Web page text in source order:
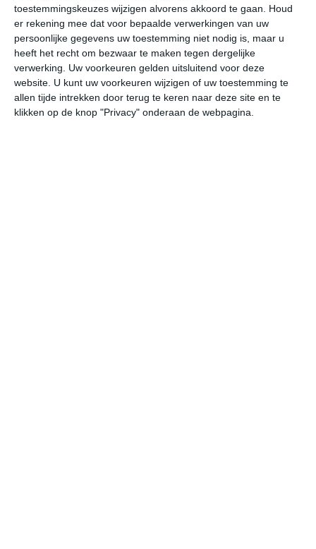
toestemmingskeuzes wijzigen alvorens akkoord te gaan.
Houd
er rekening mee dat voor bepaalde verwerkingen van uw
persoonlijke gegevens uw toestemming niet nodig is, maar u
heeft het recht om bezwaar te maken tegen dergelijke
verwerking. Uw voorkeuren gelden uitsluitend voor deze
website. U kunt uw voorkeuren wijzigen of uw toestemming te
allen tijde intrekken door terug te keren naar deze site en te
klikken op de knop "Privacy" onderaan de webpagina.
02:00 05:00 08:00 11:00 14:00
02:00 05:00 08:00 11:00 14:00